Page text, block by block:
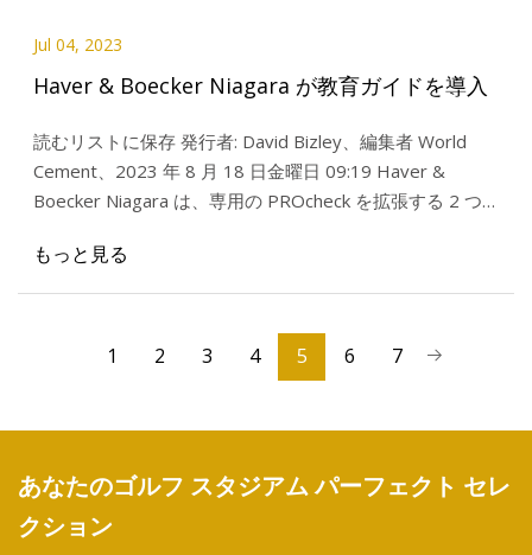
Jul 04, 2023
Haver & Boecker Niagara が教育ガイドを導入
読むリストに保存 発行者: David Bizley、編集者 World
Cement、2023 年 8 月 18 日金曜日 09:19 Haver &
Boecker Niagara は、専用の PROcheck を拡張する 2 つ
もっと見る
1 2 3 4 5 6 7
あなたのゴルフ スタジアム パーフェクト セレ
クション